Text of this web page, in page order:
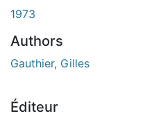
1973
Authors
Gauthier, Gilles
Éditeur